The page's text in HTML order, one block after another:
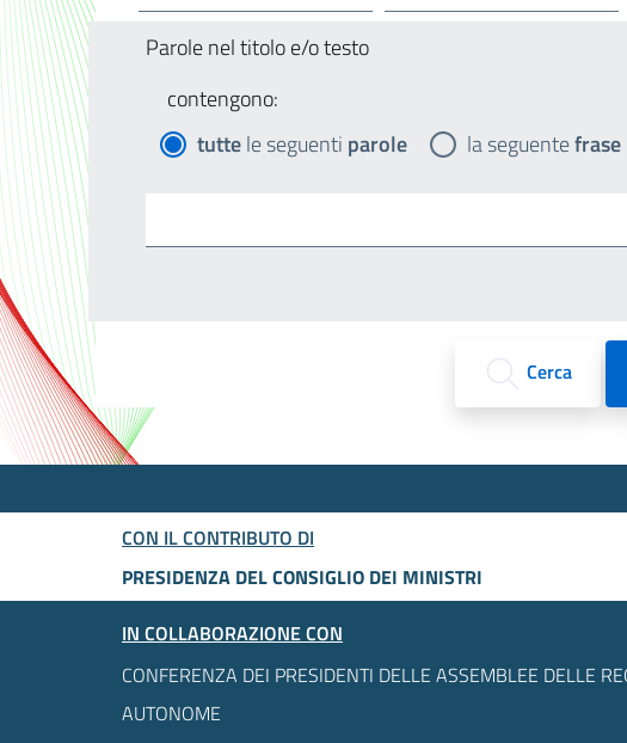
Parole nel titolo e/o testo
contengono:
tuttele seguenti parole la seguentefrase
Cerca
CON IL CONTRIBUTO DI
PRESIDENZA DEL CONSIGLIO DEI MINISTRI
IN COLLABORAZIONE CON
CONFERENZA DEI PRESIDENTI DELLE ASSEMBLEE DELLE
AUTONOME